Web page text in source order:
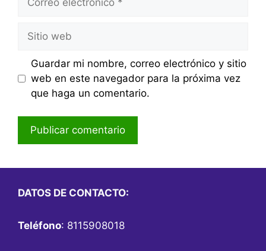
Sitio
web
Guardar mi nombre, correo electrónico y sitio
web en este navegador para la próxima vez
que haga un comentario.
DATOS DE CONTACTO:
Teléfono: 8115908018